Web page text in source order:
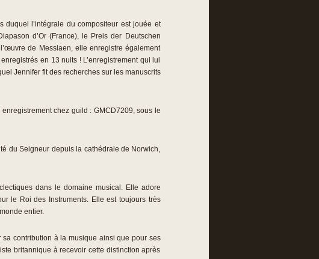
duquel l’intégrale du compositeur est jouée et
d’Or (France), le Preis der Deutschen
de Messiaen, elle enregistre également
en 13 nuits ! L’enregistrement qui lui
Jennifer fit des recherches sur les manuscrits
chez guild : GMCD7209, sous le
du Seigneur depuis la cathédrale de Norwich,
dans le domaine musical. Elle adore
le Roi des Instruments. Elle est toujours très
entier.
sa contribution à la musique ainsi que pour ses
britannique à recevoir cette distinction après